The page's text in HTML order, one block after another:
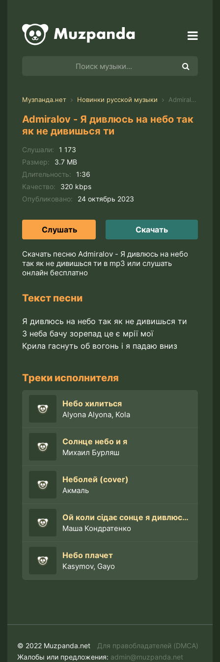
Музпанда.нет Новинки русской музыки Admiralov - Я дивлюсь на небо так як не дивишься ти
Admiralov - Я дивлюсь на небо так
як не дивишься ти
Слушали:
1 173
Размер:
3.7 MB
Длительность:
1:36
Качество:
320 kbps
Опубликовано:
24 октябрь 2023
Слушать Скачать
Скачать песню Admiralov - Я дивлюсь на небо
так як не дивишься ти в mp3 или слушать
онлайн бесплатно
Текст песни
Я дивлюсь на небо так як не дивишься ти
З неба бачу зорепад це є мрії мої
Крила гаснуть об вогонь і я падаю вниз
Треки исполнителя
Небо хилиться
Alyona Alyona, Kola
Солнце небо и я
Михаил Бурляш
Неболей (cover)
Акмаль
Ой коли сiдає сонце я дивлюсь в вiконце
Маша Кондратенко
Небо плачет
Kasymov, Gayo
© 2022 Muzpanda.net
Для правобладателей (DMCA)
Жалобы или предложения: admin@muzpanda.net